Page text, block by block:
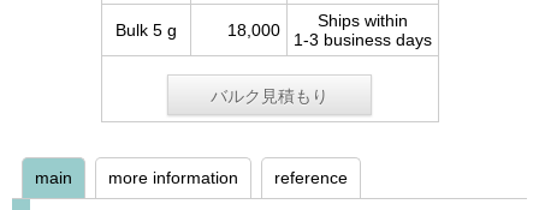
Bulk 5 g 18,000
Ships within
1-3 business days
バルク見積もり
main more information reference